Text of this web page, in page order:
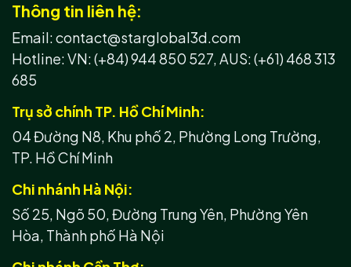
Thông tin liên hệ:
Email: contact@starglobal3d.com
Hotline:VN: (+84) 944 850 527,AUS: (+61) 468 313
685
Trụ sở chính TP. Hồ Chí Minh:
04 Đường N8, Khu phố 2, Phường Long Trường,
TP. Hồ Chí Minh
Chi nhánh Hà Nội:
Số 25, Ngõ 50, Đường Trung Yên, Phường Yên
Hòa, Thành phố Hà Nội